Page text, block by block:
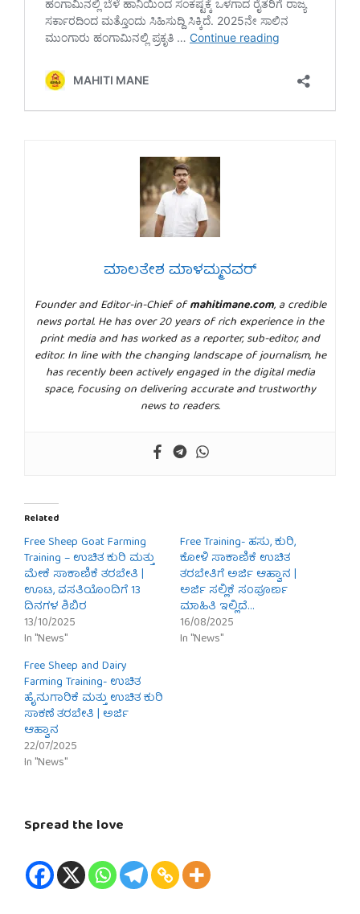
ಮಾಲತೇಶ ಮಾಳಮ್ಮನವರ್
Founder and Editor-in-Chief ofmahitimane.com, a credible
news portal. He has over 20 years of rich experience in the
print media and has worked as a reporter, sub-editor, and
editor. In line with the changing landscape of journalism, he
has recently been actively engaged in the digital media
space, focusing on delivering accurate and trustworthy
news to readers.
Related
Free Sheep Goat Farming
Training – ಉಚಿತ ಕುರಿ ಮತ್ತು
ಮೇಕೆ ಸಾಕಾಣಿಕೆ ತರಬೇತಿ |
ಊಟ, ವಸತಿಯೊಂದಿಗೆ 13
ದಿನಗಳ ಶಿಬಿರ
13/10/2025
In "News"
Free Training- ಹಸು, ಕುರಿ,
ಕೋಳಿ ಸಾಕಾಣಿಕೆ ಉಚಿತ
ತರಬೇತಿಗೆ ಅರ್ಜಿ ಆಹ್ವಾನ |
ಅರ್ಜಿ ಸಲ್ಲಿಕೆ ಸಂಪೂರ್ಣ
ಮಾಹಿತಿ ಇಲ್ಲಿದೆ…
16/08/2025
In "News"
Free Sheep and Dairy
Farming Training- ಉಚಿತ
ಹೈನುಗಾರಿಕೆ ಮತ್ತು ಉಚಿತ ಕುರಿ
ಸಾಕಣೆ ತರಬೇತಿ | ಅರ್ಜಿ
ಆಹ್ವಾನ
22/07/2025
In "News"
Spread the love